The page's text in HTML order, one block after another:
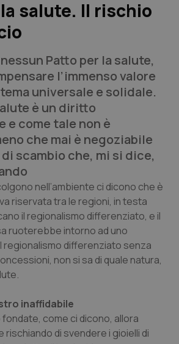
coronaropatie
salute. Il rischio
Patto per la salute,
l’immenso valore
universale e solidale.
è un diritto
come tale non è
che mai è negoziabile
scambio che, mi si dice,
nell’ambiente ci dicono che è
riservata tra le regioni, in testa
il regionalismo differenziato, e il
ruoterebbe intorno ad uno
regionalismo differenziato senza
non si sa di quale natura,
inaffidabile
come ci dicono, allora
di svendere i gioielli di